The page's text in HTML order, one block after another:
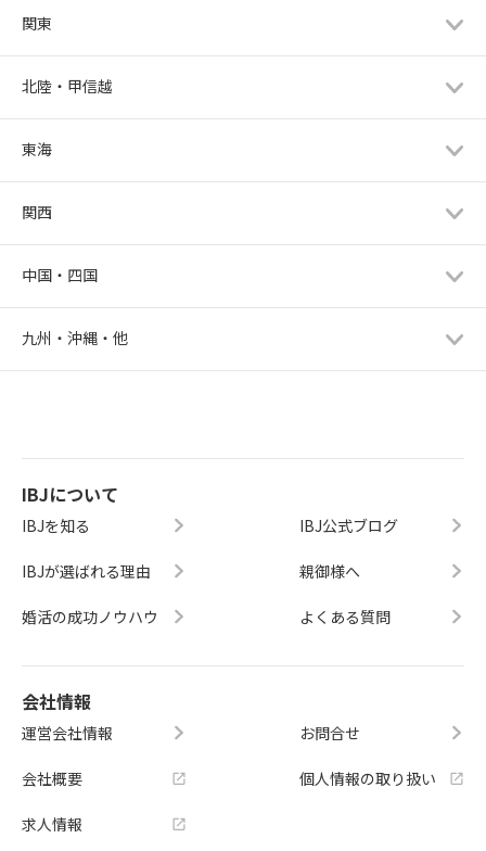
関東
北陸・甲信越
東海
関西
中国・四国
九州・沖縄・他
IBJについて
IBJを知る
IBJが選ばれる理由
婚活の成功ノウハウ
IBJ公式ブログ
親御様へ
よくある質問
会社情報
運営会社情報
会社概要
求人情報
お問合せ
個人情報の取り扱い